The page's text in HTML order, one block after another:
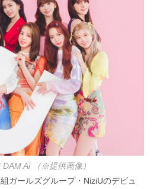
リ
ー:
DAM Ai （※提供画像）
ガールズグループ・NiziUのデビュ